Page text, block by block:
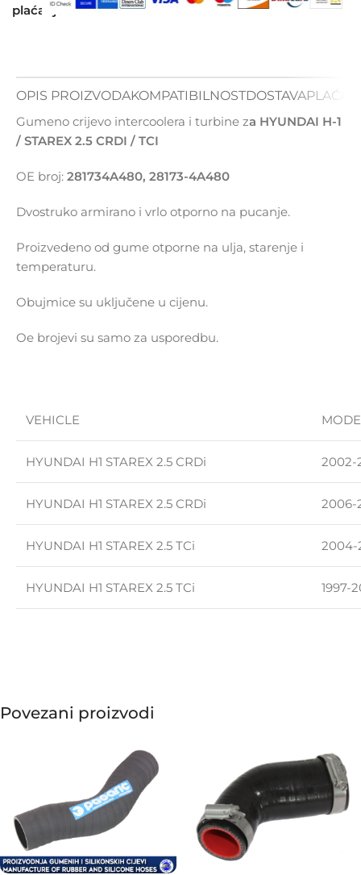
plaćanja:
OPIS PROIZVODAKOMPATIBILNOSTDOSTAVA
Gumeno crijevo intercoolera i turbine za HYUNDAI H-1
/ STAREX 2.5 CRDI / TCI
OE broj: 281734A480, 28173-4A480
Dvostruko armirano i vrlo otporno na pucanje.
Proizvedeno od gume otporne na ulja, starenje i
temperaturu.
Obujmice su uključene u cijenu.
Oe brojevi su samo za usporedbu.
VEHICLE
HYUNDAI H1 STAREX 2.5 CRDi 2002-
HYUNDAI H1 STAREX 2.5 CRDi 2006-
HYUNDAI H1 STAREX 2.5 TCi 2004-
HYUNDAI H1 STAREX 2.5 TCi 1997-
Povezani proizvodi